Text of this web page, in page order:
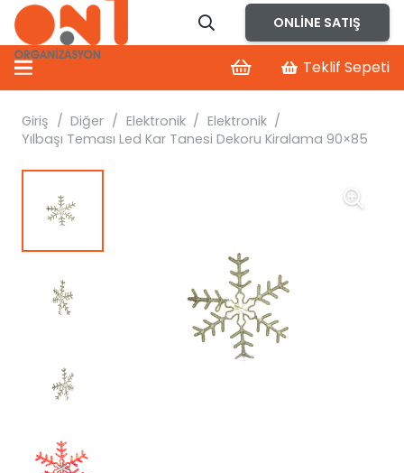
ONLINE SATIŞ
Teklif Sepeti
Giriş / Diğer / Elektronik / Elektronik /
Yılbaşı Teması Led Kar Tanesi Dekoru Kiralama 90×85